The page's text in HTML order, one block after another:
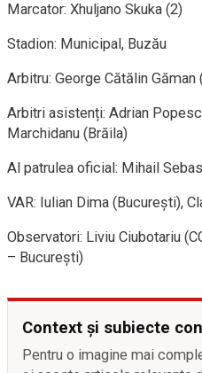
Marcator: Xhuljano Skuka (2)
Stadion: Municipal, Buzău
Arbitru: George Cătălin Găman
Arbitri asistenți: Adrian
Marchidanu (Brăila)
Al patrulea oficial: Mihail
VAR: Iulian Dima (București),
Observatori: Liviu Ciubotariu
– București)
Context și subiecte
Pentru o imagine mai